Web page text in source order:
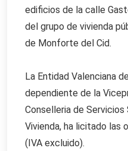
edificios de la calle
del grupo de vivienda
de Monforte del Cid.
La Entidad Valenciana
dependiente de la
Conselleria de
Vivienda, ha licitado las
(IVA excluido).